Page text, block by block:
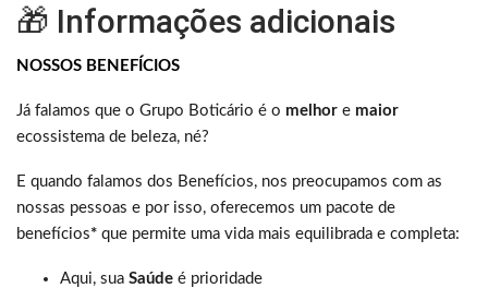
🎁 Informações adicionais
NOSSOS BENEFÍCIOS
Já falamos que o Grupo Boticário é o melhor e maior
ecossistema de beleza, né?
E quando falamos dos Benefícios, nos preocupamos com as
nossas pessoas e por isso, oferecemos um pacote de
benefícios* que permite uma vida mais equilibrada e completa:
Aqui, sua Saúde é prioridade